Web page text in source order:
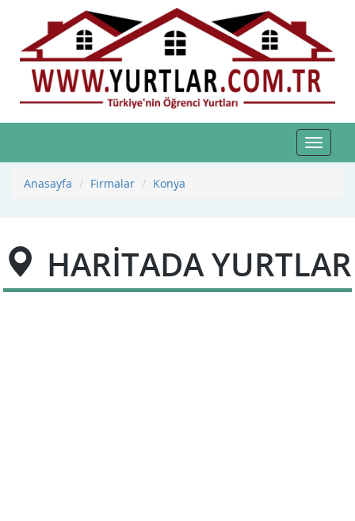
Toggle
Anasayfa
Firmalar Konya
HARİTADA YURTLAR